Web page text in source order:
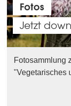
Fotos
Jetzt
Fotosammlung
"Vegetarisches